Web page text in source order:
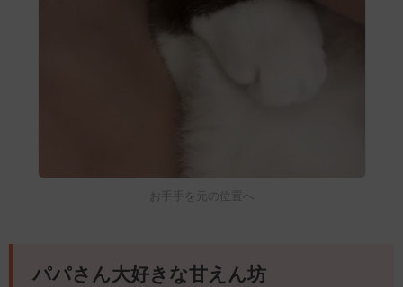
お手手を元の位置へ
パパさん大好きな甘えん坊